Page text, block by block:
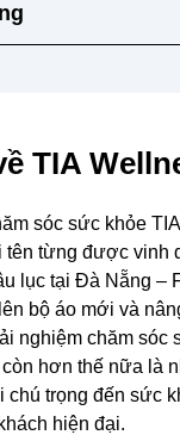
TIA
sóc sức khỏe
từng được vinh
lục tại Đà Nẵng –
bộ áo mới và
nghiệm chăm sóc
còn hơn thế nữa là
chú trọng đến sức
hiện đại.